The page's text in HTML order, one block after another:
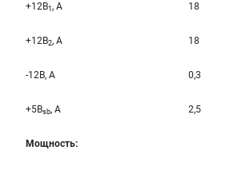
+12B1 , A 18
+12B2, A 18
-12B, A 0,3
+5Bsb, A 2,5
Мощность: